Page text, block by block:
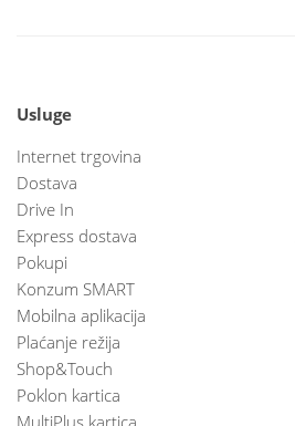
Usluge
Internet trgovina
Dostava
Drive In
Express dostava
Pokupi
Konzum SMART
Mobilna aplikacija
Plaćanje režija
Shop&Touch
Poklon kartica
MultiPlus kartica